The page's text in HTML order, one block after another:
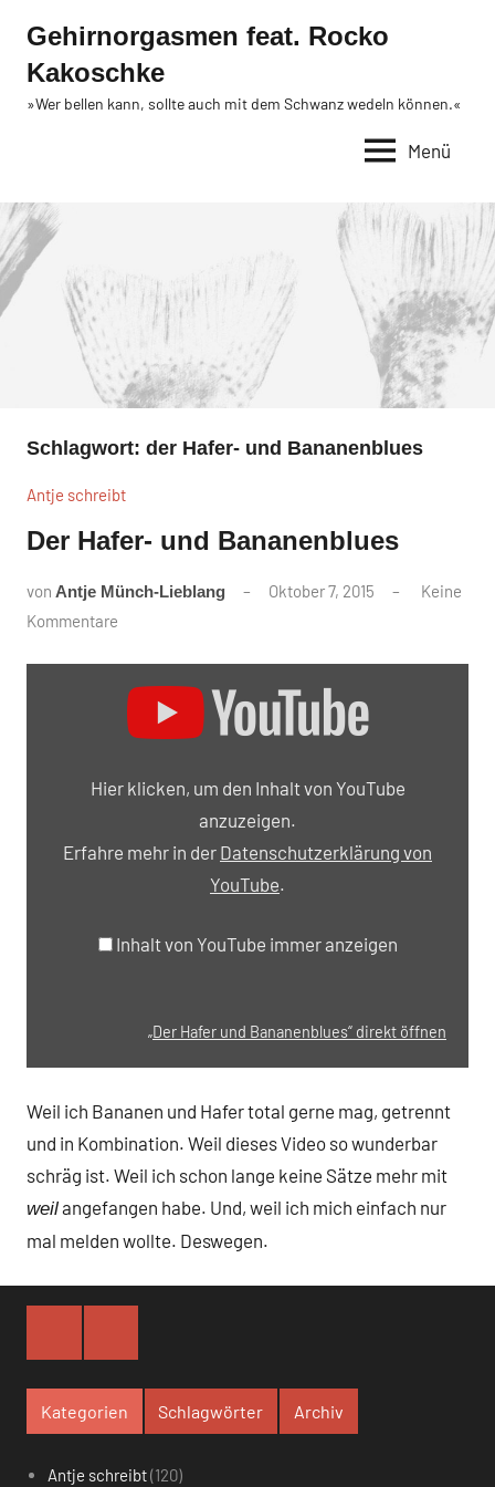
Inhalt
springen
Gehirnorgasmen feat. Rocko
Kakoschke
»Wer bellen kann, sollte auch mit dem Schwanz wedeln können.«
Menü
Schlagwort: der Hafer- und Bananenblues
Antje schreibt
Der Hafer- und Bananenblues
von Antje Münch-Lieblang Oktober 7, 2015
Keine
Kommentare
anzeigen
Hier klicken, um den Inhalt von YouTube
anzuzeigen.
Erfahre mehr in der Datenschutzerklärung von
YouTube.
Inhalt von YouTube immer anzeigen
„Der Hafer und Bananenblues“ direkt öffnen
Weil ich Bananen und Hafer total gerne mag, getrennt
und in Kombination. Weil dieses Video so wunderbar
schräg ist. Weil ich schon lange keine Sätze mehr mit
weilangefangen habe. Und, weil ich mich einfach nur
mal melden wollte. Deswegen.
Kategorien Schlagwörter Archiv
Antje schreibt(120)